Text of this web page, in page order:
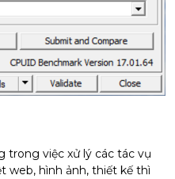
trong việc xử lý các tác vụ
web, hình ảnh, thiết kế thì